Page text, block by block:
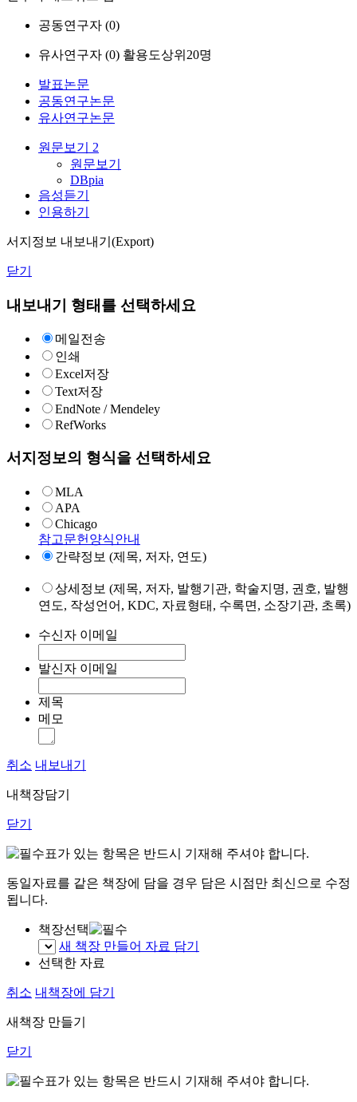
공동연구자 (0)
유사연구자 (0) 활용도상위20명
발표논문
공동연구논문
유사연구논문
원문보기 2
원문보기
DBpia
음성듣기
인용하기
서지정보 내보내기(Export)
닫기
내보내기 형태를 선택하세요
메일전송
인쇄
Excel저장
Text저장
EndNote / Mendeley
RefWorks
서지정보의 형식을 선택하세요
MLA
APA
Chicago
참고문헌양식안내
간략정보 (제목, 저자, 연도)
상세정보 (제목, 저자, 발행기관, 학술지명, 권호, 발행
연도, 작성언어, KDC, 자료형태, 수록면, 소장기관, 초록)
수신자 이메일
발신자 이메일
제목
메모
취소 내보내기
내책장담기
닫기
표가 있는 항목은 반드시 기재해 주셔야 합니다.
동일자료를 같은 책장에 담을 경우 담은 시점만 최신으로 수정
됩니다.
책장선택
새 책장 만들어 자료 담기
선택한 자료
취소 내책장에 담기
새책장 만들기
닫기
표가 있는 항목은 반드시 기재해 주셔야 합니다.